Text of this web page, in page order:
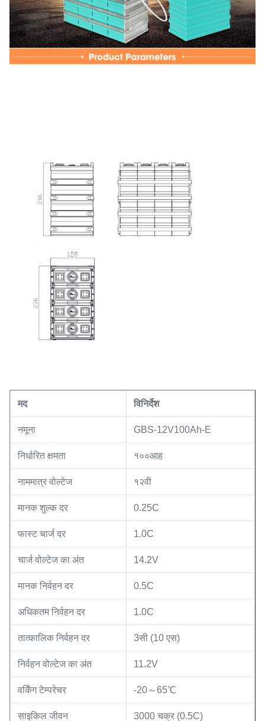
मद विनिर्देश
नमूना GBS-12V100Ah-E
निर्धारित क्षमता १००आह
नाममात्र वोल्टेज १२वी
मानक शुल्क दर 0.25C
फास्ट चार्ज दर 1.0C
चार्ज वोल्टेज का अंत 14.2V
मानक निर्वहन दर 0.5C
अधिकतम निर्वहन दर 1.0C
तात्कालिक निर्वहन दर 3सी (10 एस)
निर्वहन वोल्टेज का अंत 11.2V
वर्किंग टेम्परेचर -20～65℃
साइकिल जीवन 3000 चक्र (0.5C)